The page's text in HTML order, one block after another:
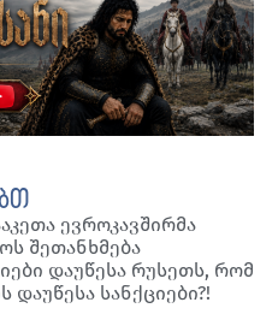
ევროკავშირმა
შეთანხმება
დაუწესა რუსეთს, რომ
დაუწესა სანქციები?!